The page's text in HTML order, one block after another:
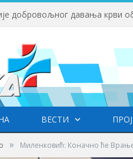
ВЕСТИ
» Миленковић: Коначно ће